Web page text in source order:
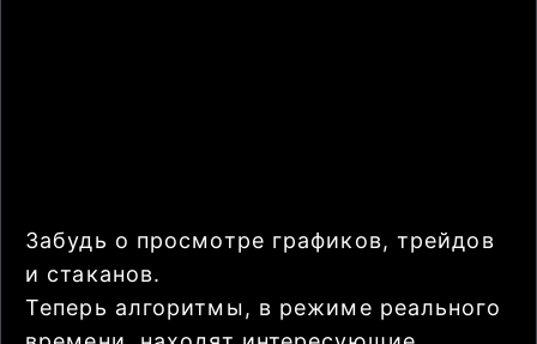
Забудь о просмотре графиков, трейдов
и стаканов.
Теперь алгоритмы, в режиме реального